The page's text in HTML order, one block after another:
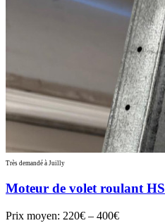
Très demandé à Juilly
Moteur de volet roulant HS
Prix moyen: 220€ – 400€